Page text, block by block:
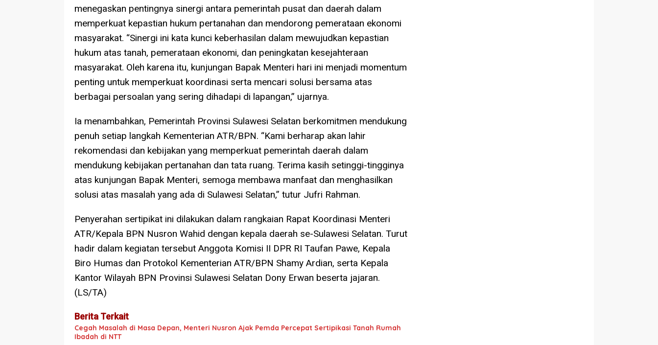
menegaskan pentingnya sinergi antara pemerintah pusat dan daerah dalam
memperkuat kepastian hukum pertanahan dan mendorong pemerataan ekonomi
masyarakat. “Sinergi ini kata kunci keberhasilan dalam mewujudkan kepastian
hukum atas tanah, pemerataan ekonomi, dan peningkatan kesejahteraan
masyarakat. Oleh karena itu, kunjungan Bapak Menteri hari ini menjadi momentum
penting untuk memperkuat koordinasi serta mencari solusi bersama atas
berbagai persoalan yang sering dihadapi di lapangan,” ujarnya.
Ia menambahkan, Pemerintah Provinsi Sulawesi Selatan berkomitmen mendukung
penuh setiap langkah Kementerian ATR/BPN. “Kami berharap akan lahir
rekomendasi dan kebijakan yang memperkuat pemerintah daerah dalam
mendukung kebijakan pertanahan dan tata ruang. Terima kasih setinggi-tingginya
atas kunjungan Bapak Menteri, semoga membawa manfaat dan menghasilkan
solusi atas masalah yang ada di Sulawesi Selatan,” tutur Jufri Rahman.
Penyerahan sertipikat ini dilakukan dalam rangkaian Rapat Koordinasi Menteri
ATR/Kepala BPN Nusron Wahid dengan kepala daerah se-Sulawesi Selatan. Turut
hadir dalam kegiatan tersebut Anggota Komisi II DPR RI Taufan Pawe, Kepala
Biro Humas dan Protokol Kementerian ATR/BPN Shamy Ardian, serta Kepala
Kantor Wilayah BPN Provinsi Sulawesi Selatan Dony Erwan beserta jajaran.
(LS/TA)
Berita Terkait
Cegah Masalah di Masa Depan, Menteri Nusron Ajak Pemda Percepat Sertipikasi Tanah Rumah
Ibadah di NTT